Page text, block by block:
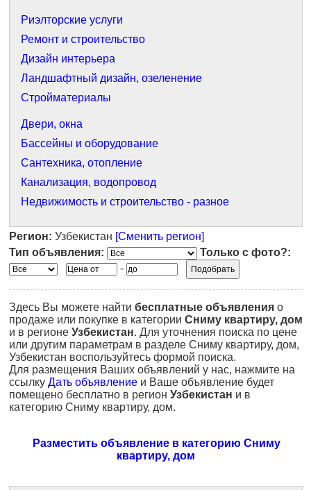
Риэлторские услуги
Ремонт и строительство
Дизайн интерьера
Ландшафтный дизайн, озеленение
Стройматериалы
Двери, окна
Бассейны и оборудование
Сантехника, отопление
Канализация, водопровод
Недвижимость и строительство - разное
Регион: Узбекистан [Сменить регион]
Тип объявления:
Только с фото?:
-
Здесь Вы можете найти бесплатные объявления о
продаже или покупке в категории Сниму квартиру, дом
и в регионе Узбекистан. Для уточнения поиска по цене
или другим параметрам в разделе Сниму квартиру, дом,
Узбекистан воспользуйтесь формой поиска.
Для размещения Ваших объявлений у нас, нажмите на
ссылку Дать объявление и Ваше объявление будет
помещено бесплатно в регион Узбекистан и в
категорию Сниму квартиру, дом.
Разместить объявление в категорию Сниму
квартиру, дом